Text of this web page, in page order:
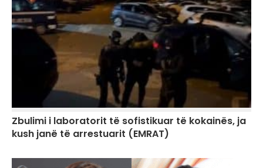
Zbulimi i laboratorit të sofistikuar të kokainës, ja
kush janë të arrestuarit (EMRAT)